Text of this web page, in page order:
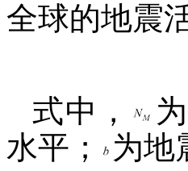
全球的地震
式中，
水平；
为地